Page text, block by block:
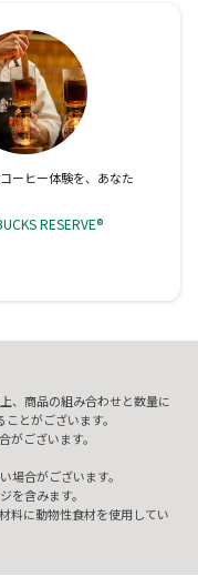
ーヒー体験を、あなた
RESERVE®
、商品の組み合わせと数量に
とがございます。
がございます。
場合がございます。
を含みます。
料に動物性食材を使用してい